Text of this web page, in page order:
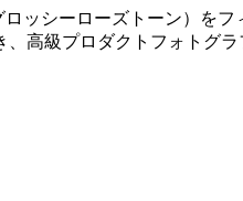
ロッシーローズトーン）
高級プロダクトフォトグラ